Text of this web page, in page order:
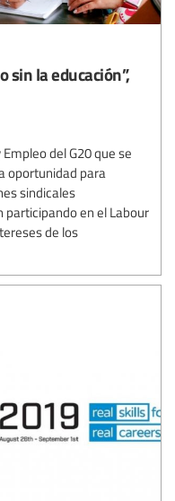
sin la educación”,
del G20 que se
oportunidad para
sindicales
participando en el Labour
de los